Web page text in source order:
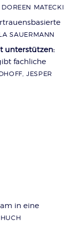
MATECKI
SAUERMANN
unterstützen:
fachliche
JESPER
in eine